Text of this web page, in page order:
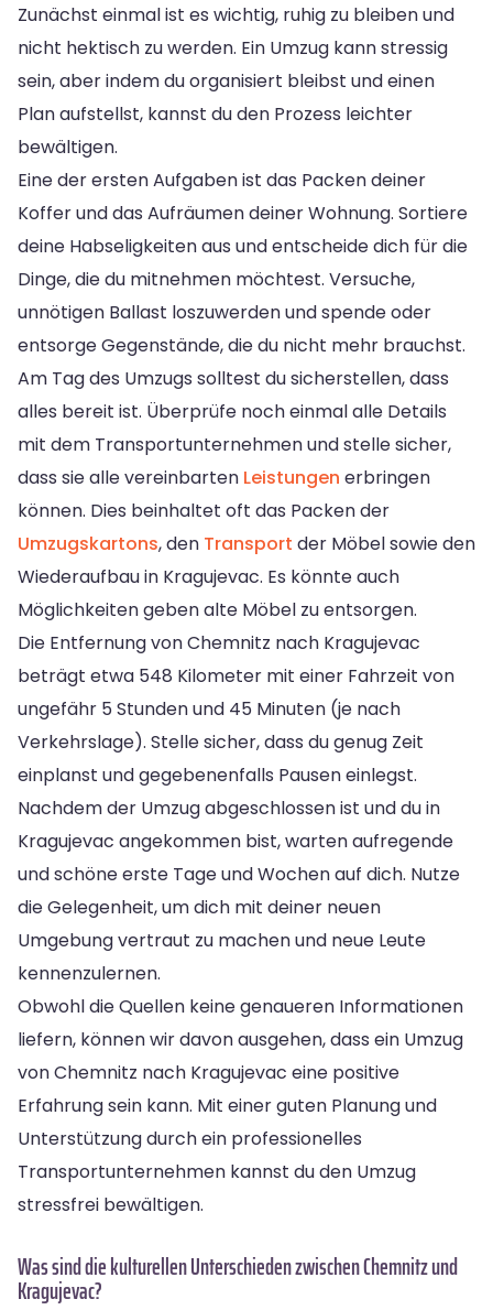
Zunächst einmal ist es wichtig, ruhig zu bleiben und
nicht hektisch zu werden. Ein Umzug kann stressig
sein, aber indem du organisiert bleibst und einen
Plan aufstellst, kannst du den Prozess leichter
bewältigen.
Eine der ersten Aufgaben ist das Packen deiner
Koffer und das Aufräumen deiner Wohnung. Sortiere
deine Habseligkeiten aus und entscheide dich für die
Dinge, die du mitnehmen möchtest. Versuche,
unnötigen Ballast loszuwerden und spende oder
entsorge Gegenstände, die du nicht mehr brauchst.
Am Tag des Umzugs solltest du sicherstellen, dass
alles bereit ist. Überprüfe noch einmal alle Details
mit dem Transportunternehmen und stelle sicher,
dass sie alle vereinbarten Leistungen erbringen
können. Dies beinhaltet oft das Packen der
Umzugskartons, den Transport der Möbel sowie den
Wiederaufbau in Kragujevac. Es könnte auch
Möglichkeiten geben alte Möbel zu entsorgen.
Die Entfernung von Chemnitz nach Kragujevac
beträgt etwa 548 Kilometer mit einer Fahrzeit von
ungefähr 5 Stunden und 45 Minuten (je nach
Verkehrslage). Stelle sicher, dass du genug Zeit
einplanst und gegebenenfalls Pausen einlegst.
Nachdem der Umzug abgeschlossen ist und du in
Kragujevac angekommen bist, warten aufregende
und schöne erste Tage und Wochen auf dich. Nutze
die Gelegenheit, um dich mit deiner neuen
Umgebung vertraut zu machen und neue Leute
kennenzulernen.
Obwohl die Quellen keine genaueren Informationen
liefern, können wir davon ausgehen, dass ein Umzug
von Chemnitz nach Kragujevac eine positive
Erfahrung sein kann. Mit einer guten Planung und
Unterstützung durch ein professionelles
Transportunternehmen kannst du den Umzug
stressfrei bewältigen.
Was sind die kulturellen Unterschieden zwischen Chemnitz und
Kragujevac?